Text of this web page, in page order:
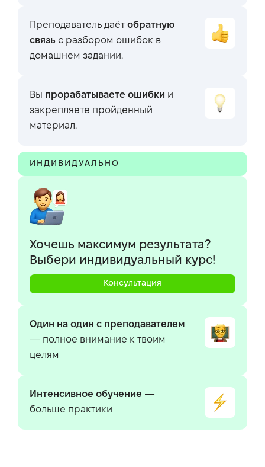
Преподаватель даёт обратную
связь с разбором ошибок в
домашнем задании.
Вы прорабатываете ошибки и
закрепляете пройденный
материал.
ИНДИВИДУАЛЬНО
Хочешь максимум результата?
Выбери индивидуальный курс!
Консультация
Один на один с преподавателем
— полное внимание к твоим
целям
Интенсивное обучение —
больше практики